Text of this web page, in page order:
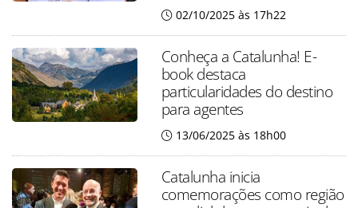
02/10/2025 às 17h22
Conheça a Catalunha! E-
book destaca
particularidades do destino
para agentes
13/06/2025 às 18h00
Catalunha inicia
comemorações como região